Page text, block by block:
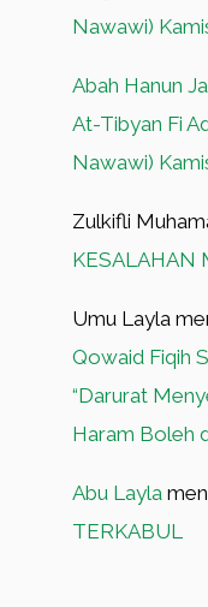
Nawawi)
Abah Hanun
At-Tibyan Fi
Nawawi)
Zulkifli
KESALAHAN
Umu Layla
Qowaid Fiqih
“Darurat
Haram Boleh
Abu Layla
TERKABUL